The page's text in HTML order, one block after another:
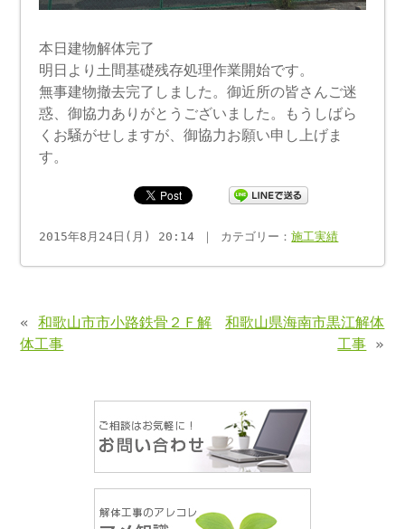
本日建物解体完了
明日より土間基礎残存処理作業開始です。
無事建物撤去完了しました。御近所の皆さんご迷
惑、御協力ありがとうございました。もうしばら
くお騒がせしますが、御協力お願い申し上げま
す。
2015年8月24日(月) 20:14 ｜ カテゴリー：施工実績
«和歌山市市小路鉄骨２Ｆ解
体工事
和歌山県海南市黒江解体
工事 »